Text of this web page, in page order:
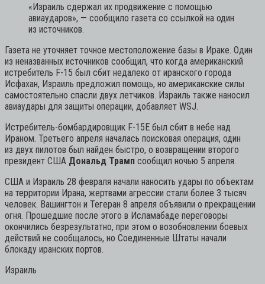
«Израиль сдержал их продвижение с помощью
авиаударов», — сообщило газета со ссылкой на один
из источников.
Газета не уточняет точное местоположение базы в Ираке. Один
из неназванных источников сообщил, что когда американский
истребитель F-15 был сбит недалеко от иранского города
Исфахан, Израиль предложил помощь, но американские силы
самостоятельно спасли двух летчиков. Израиль также наносил
авиаудары для защиты операции, добавляет WSJ.
Истребитель-бомбардировщик F-15E был сбит в небе над
Ираном. Третьего апреля началась поисковая операция, один
из двух пилотов был найден быстро, о возвращении второго
президент США Дональд Трамп сообщил ночью 5 апреля.
США и Израиль 28 февраля начали наносить удары по объектам
на территории Ирана, жертвами агрессии стали более 3 тысяч
человек. Вашингтон и Тегеран 8 апреля объявили о прекращении
огня. Прошедшие после этого в Исламабаде переговоры
окончились безрезультатно, при этом о возобновлении боевых
действий не сообщалось, но Соединенные Штаты начали
блокаду иранских портов.
Израиль